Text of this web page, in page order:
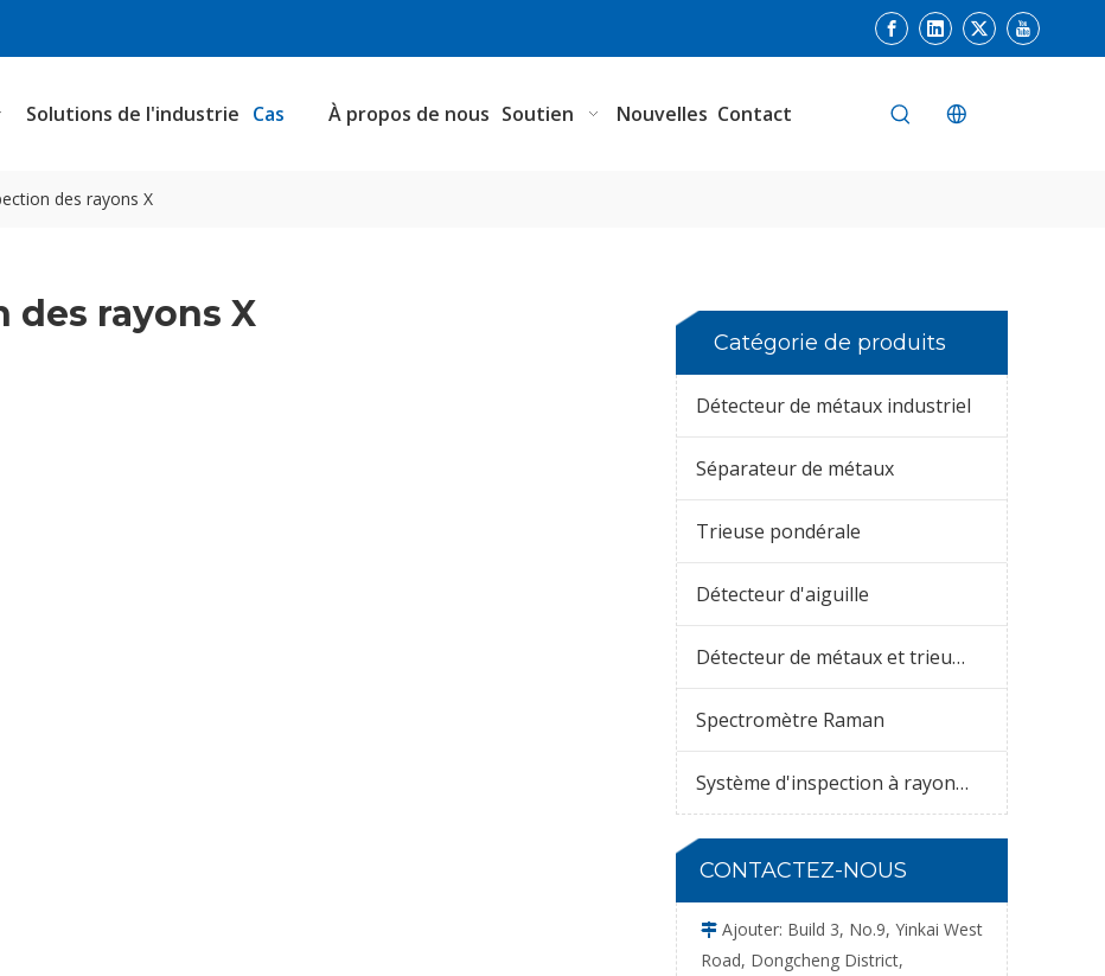
Solutions de l'industrie Cas À propos de nous Soutien Nouvelles Contact
des rayons X
rayons X
Catégorie de produits
Détecteur de métaux industriel
Séparateur de métaux
Trieuse pondérale
Détecteur d'aiguille
Détecteur de métaux et trieuse pondérale combinés
Spectromètre Raman
Système d'inspection à rayons X
CONTACTEZ-NOUS
 Ajouter: Build 3, No.9, Yinkai West
Road, Dongcheng District,